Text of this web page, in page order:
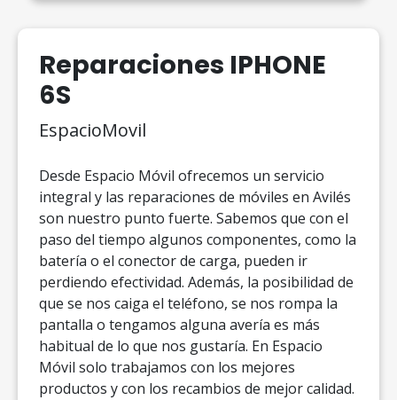
Reparaciones IPHONE
6S
EspacioMovil
Desde Espacio Móvil ofrecemos un servicio
integral y las reparaciones de móviles en Avilés
son nuestro punto fuerte. Sabemos que con el
paso del tiempo algunos componentes, como la
batería o el conector de carga, pueden ir
perdiendo efectividad. Además, la posibilidad de
que se nos caiga el teléfono, se nos rompa la
pantalla o tengamos alguna avería es más
habitual de lo que nos gustaría. En Espacio
Móvil solo trabajamos con los mejores
productos y con los recambios de mejor calidad.